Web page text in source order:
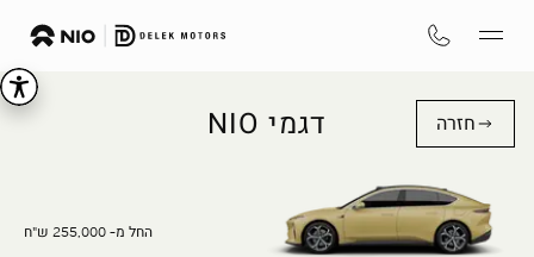
חזרה דגמי NIO
החל מ- 255,000 ש"ח